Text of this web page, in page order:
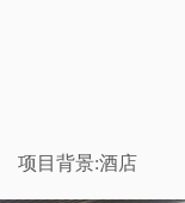
项目背景:酒